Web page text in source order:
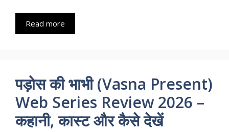
Read more
पड़ोस की भाभी (Vasna Present)
Web Series Review 2026 –
कहानी, कास्ट और कैसे देखें